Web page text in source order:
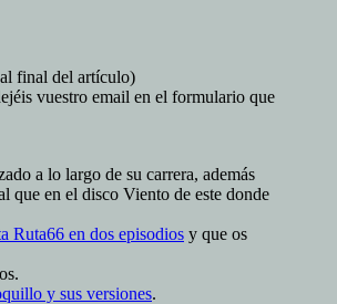
final del artículo)
vuestro email en el formulario que
a lo largo de su carrera, además
que en el disco Viento de este donde
Ruta66 en dos episodios y que os
y sus versiones.